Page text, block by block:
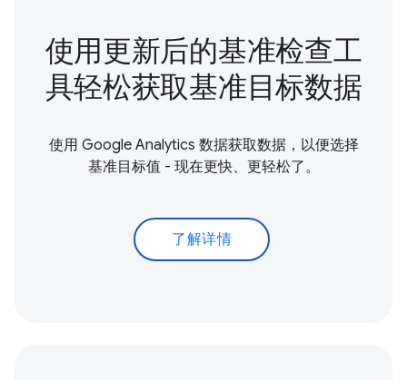
使用更新后的基准检查工
具轻松获取基准目标数据
使用 Google Analytics 数据获取数据，以便选择
基准目标值 - 现在更快、更轻松了。
了解详情